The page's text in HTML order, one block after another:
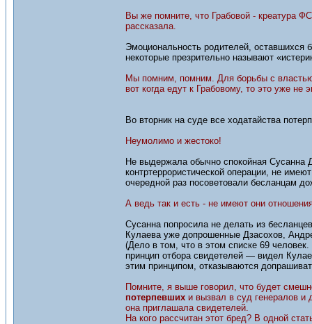
Вы же помните, что Грабовой - креатура
рассказала.
Эмоциональность родителей, оставшихся
некоторые презрительно называют
Мы помним, помним. Для борьбы с
вот когда едут к Грабовому, то это уже
Во вторник на суде все ходатайства
Неумолимо и жестоко!
Не выдержала обычно спокойная Сусанна
контртеррористической операции, не
очередной раз посоветовали бесланцам
А ведь так и есть - не имеют они
Сусанна попросила не делать из
Кулаева уже допрошенные Дзасохов,
(Дело в том, что в этом списке 69
принцип отбора свидетелей — видел
этим принципом, отказываются
Помните, я выше говорил, что будет
потерпевших и вызвал в суд генералов и
она приглашала свидетелей.
На кого рассчитан этот бред? В одной